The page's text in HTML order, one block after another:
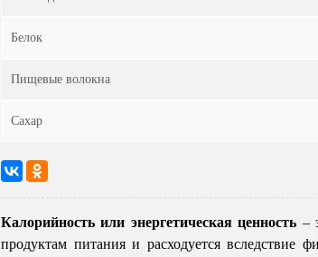
Белок
Пищевые волокна
Сахар
5
Калорийность или энергетическая ценность –
продуктам питания и расходуется вследствие